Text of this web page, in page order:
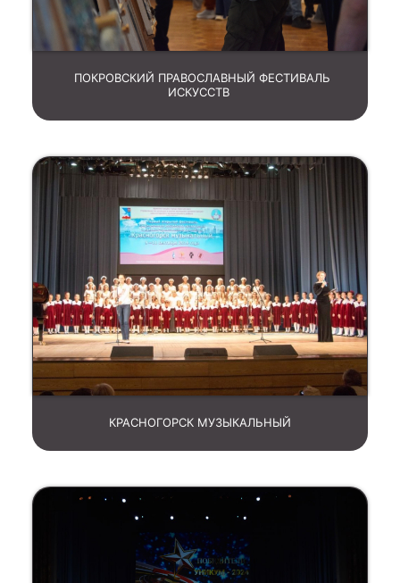
ПОКРОВСКИЙ ПРАВОСЛАВНЫЙ ФЕСТИВАЛЬ
ИСКУССТВ
КРАСНОГОРСК МУЗЫКАЛЬНЫЙ